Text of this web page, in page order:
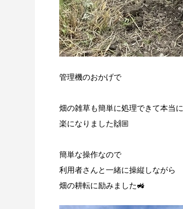
管理機のおかげで
畑の雑草も簡単に処理できて本当に
楽になりました🙌🏼
簡単な操作なので
利用者さんと一緒に操縦しながら
畑の耕転に励みました🚜